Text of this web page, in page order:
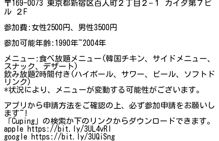
〒169-0073 東京都新宿区百人町２丁目２−１ カイダ第７ビ
ル ２F
参加費:女性2500円、男性3500円
参加可能年齢:1990年~2004年
メニュー:食べ放題メニュー(韓国チキン、サイドメニュー、
スナック、デザート)
飲み放題2時間付き(ハイボール、サワー、ビール、ソフトド
リンク)
*状況により、メニューが変動する可能性がございます。
アプリから申請方法をご確認の上、必ず参加申請をお願いし
ます~!
「Cuping」の検索か下のリンクからダウンロードできます。
apple https://bit.ly/3UL4vRl
google https://bit.ly/3UQiSng